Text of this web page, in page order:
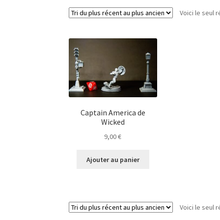
Voici le seul
Captain America de
Wicked
9,00€
Ajouter au panier
Voici le seul